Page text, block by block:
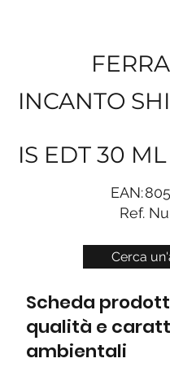
Cerca
INCANTO
IS EDT 30 ML
EAN:
Ref.
Scheda
qualità e
ambientali